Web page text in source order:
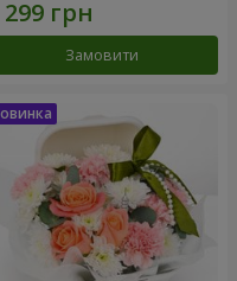
Замовити